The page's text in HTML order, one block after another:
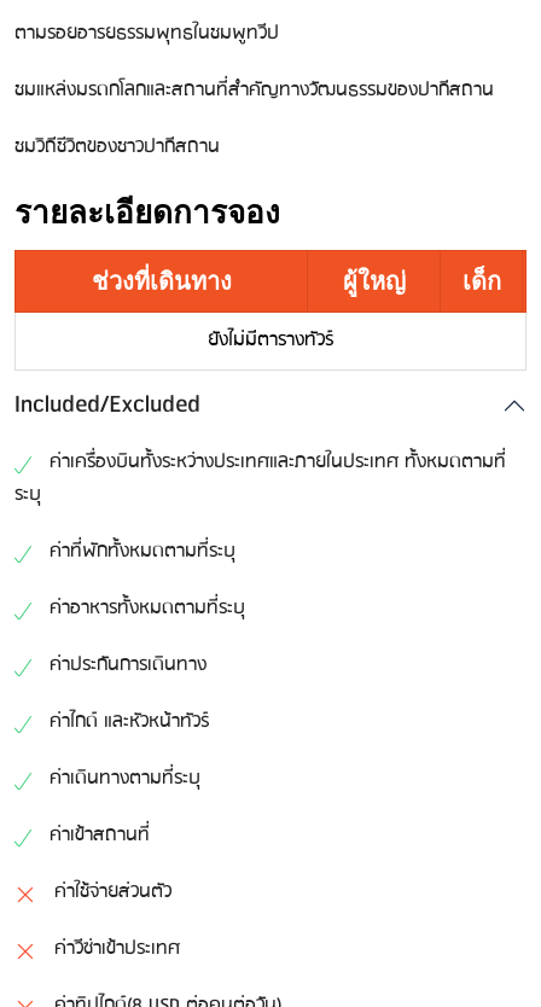
ตามรอยอารยธรรมพุทธในชมพูทวีป
ชมแหล่งมรดกโลกและสถานที่สำคัญทางวัฒนธรรมของปากีสถาน
ชมวิถีชีวิตของชาวปากีสถาน
รายละเอียดการจอง
ช่วงที่เดินทาง ผู้ใหญ่ เด็ก
ยังไม่มีตารางทัวร์
Included/Excluded
ค่าเครื่องบินทั้งระหว่างประเทศและภายในประเทศ ทั้งหมดตามที่
ระบุ
ค่าที่พักทั้งหมดตามที่ระบุ
ค่าอาหารทั้งหมดตามที่ระบุ
ค่าประกันการเดินทาง
ค่าไกด์ และหัวหน้าทัวร์
ค่าเดินทางตามที่ระบุ
ค่าเข้าสถานที่
ค่าใช้จ่ายส่วนตัว
ค่าวีซ่าเข้าประเทศ